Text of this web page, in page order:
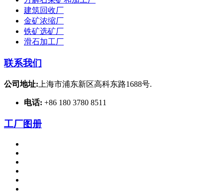
建筑回收厂
金矿浓缩厂
铁矿选矿厂
滑石加工厂
联系我们
公司地址: 上海市浦东新区高科东路1688号.
电话: +86 180 3780 8511
工厂图册